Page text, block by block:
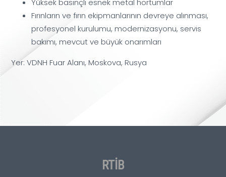
Yüksek basınçlı esnek metal hortumlar
Fırınların ve fırın ekipmanlarının devreye alınması,
profesyonel kurulumu, modernizasyonu, servis
bakımı, mevcut ve büyük onarımları
Yer: VDNH Fuar Alanı, Moskova, Rusya
RTİB